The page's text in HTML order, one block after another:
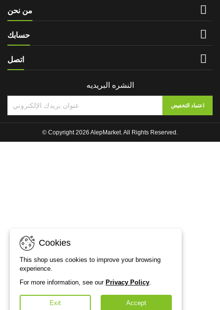
من نحن 
حسابك 
اتصل 
Cookies
This shop uses cookies to improve your browsing
experience.
For more information, see our Privacy Policy.
Exit Accept
النشره البريديه
© Copyright 2026 AlepMarket. All Rights Reserved.